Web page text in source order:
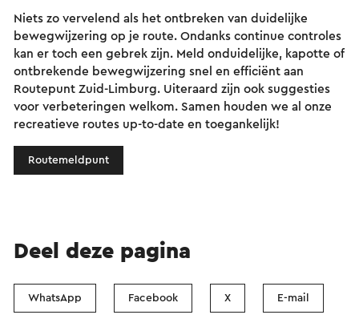
Niets zo vervelend als het ontbreken van duidelijke
bewegwijzering op je route. Ondanks continue controles
kan er toch een gebrek zijn. Meld onduidelijke, kapotte of
ontbrekende bewegwijzering snel en efficiënt aan
Routepunt Zuid-Limburg. Uiteraard zijn ook suggesties
voor verbeteringen welkom. Samen houden we al onze
recreatieve routes up-to-date en toegankelijk!
Routemeldpunt
Deel deze pagina
WhatsApp Facebook X E-mail